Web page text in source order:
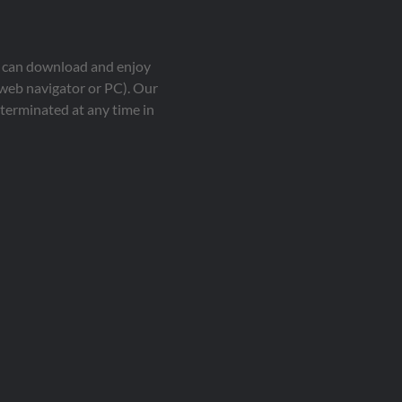
download and enjoy
navigator or PC). Our
at any time in